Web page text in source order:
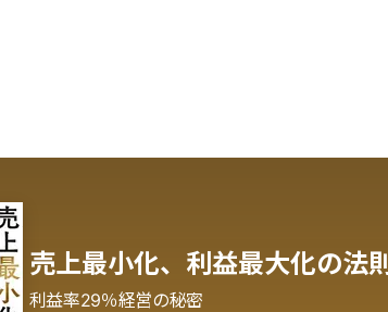
売上最小化、利益最大化の法則
利益率29％経営の秘密